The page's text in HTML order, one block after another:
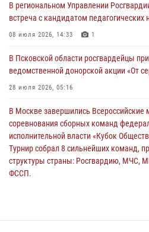
улицу Труда
31 июля 2026, 13:53
Всероссийского конкурса
сотрудников вневедомственной
Росгвардейцы одержали победу
В региональном Управлении
встреча с кандидатом педагогических
08 июля 2026, 14:33 1
В Псковской области росгвардейцы
ведомственной донорской акции «От
28 июля 2026, 05:16
В Москве завершились
соревнования сборных команд
исполнительной власти «Кубок
Турнир собрал 8 сильнейших команд,
структуры страны: Росгвардию,
ФССП.